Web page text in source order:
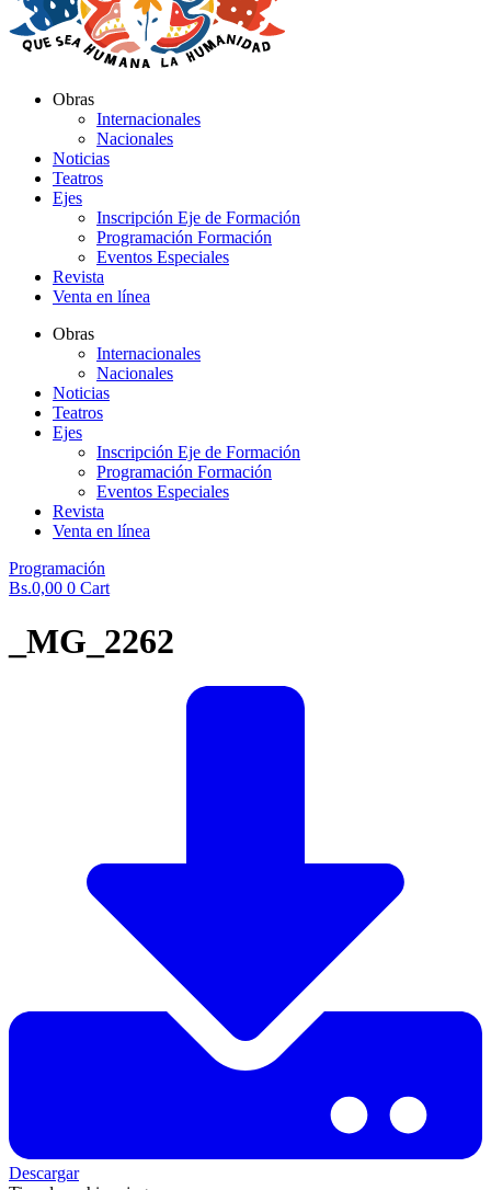
Obras
Internacionales
Nacionales
Noticias
Teatros
Ejes
Inscripción Eje de Formación
Programación Formación
Eventos Especiales
Revista
Venta en línea
Obras
Internacionales
Nacionales
Noticias
Teatros
Ejes
Inscripción Eje de Formación
Programación Formación
Eventos Especiales
Revista
Venta en línea
Programación
Bs.0,00 0 Cart
_MG_2262
Descargar